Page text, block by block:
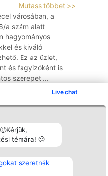
Live chat
témára! 🙂
szeretnék
Mutass többet >>
városában, a
a szám alatt
hagyományos
és kiváló
Ez az üzlet,
és fagyizóként is
szerepet ...
Elérhetőség